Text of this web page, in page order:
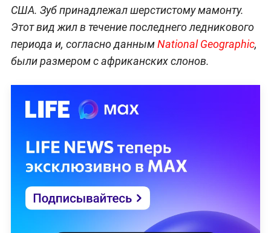
США. Зуб принадлежал шерстистому мамонту.
Этот вид жил в течение последнего ледникового
периода и, согласно даннымNational Geographic,
были размером с африканских слонов.